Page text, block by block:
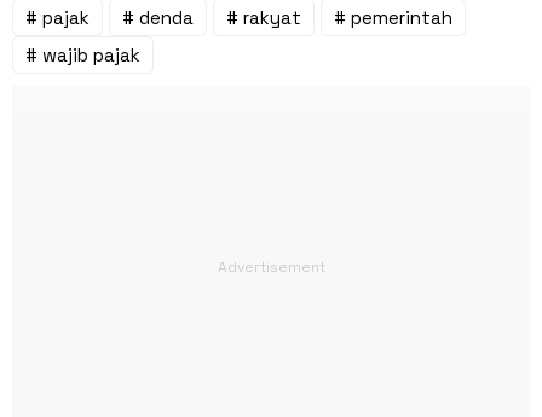
# pajak # denda # rakyat
# pemerintah
# wajib pajak